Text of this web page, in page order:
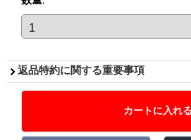
返品特約に関する重要事項